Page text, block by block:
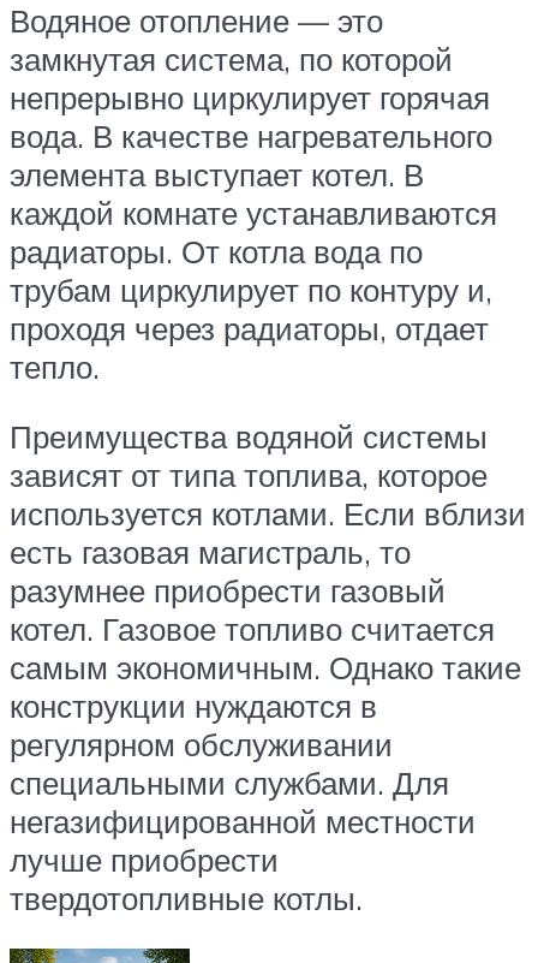
Водяное отопление — это
замкнутая система, по которой
непрерывно циркулирует горячая
вода. В качестве нагревательного
элемента выступает котел. В
каждой комнате устанавливаются
радиаторы. От котла вода по
трубам циркулирует по контуру и,
проходя через радиаторы, отдает
тепло.
Преимущества водяной системы
зависят от типа топлива, которое
используется котлами. Если вблизи
есть газовая магистраль, то
разумнее приобрести газовый
котел. Газовое топливо считается
самым экономичным. Однако такие
конструкции нуждаются в
регулярном обслуживании
специальными службами. Для
негазифицированной местности
лучше приобрести
твердотопливные котлы.